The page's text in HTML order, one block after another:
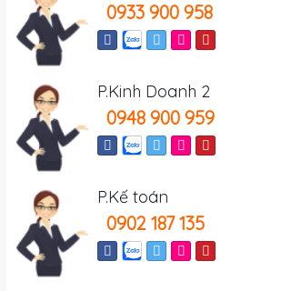
0933 900 958
P.Kinh Doanh 2
0948 900 959
P.Kế toán
0902 187 135